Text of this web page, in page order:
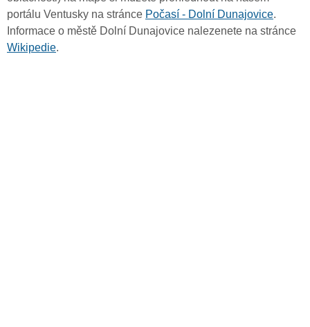
portálu Ventusky na stránce Počasí - Dolní Dunajovice.
Informace o městě Dolní Dunajovice nalezenete na stránce
Wikipedie.